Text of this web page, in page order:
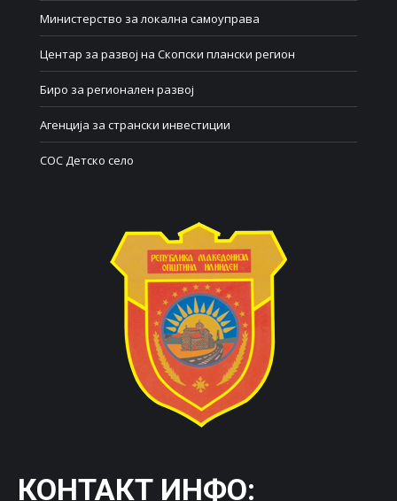
Министерство за локална самоуправа
Центар за развој на Скопски плански регион
Биро за регионален развој
Агенција за странски инвестиции
СОС Детско село
КОНТАКТ ИНФО: